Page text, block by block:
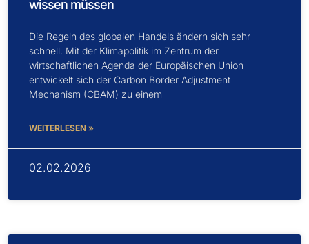
wissen müssen
Die Regeln des globalen Handels ändern sich sehr
schnell. Mit der Klimapolitik im Zentrum der
wirtschaftlichen Agenda der Europäischen Union
entwickelt sich der Carbon Border Adjustment
Mechanism (CBAM) zu einem
WEITERLESEN »
02.02.2026